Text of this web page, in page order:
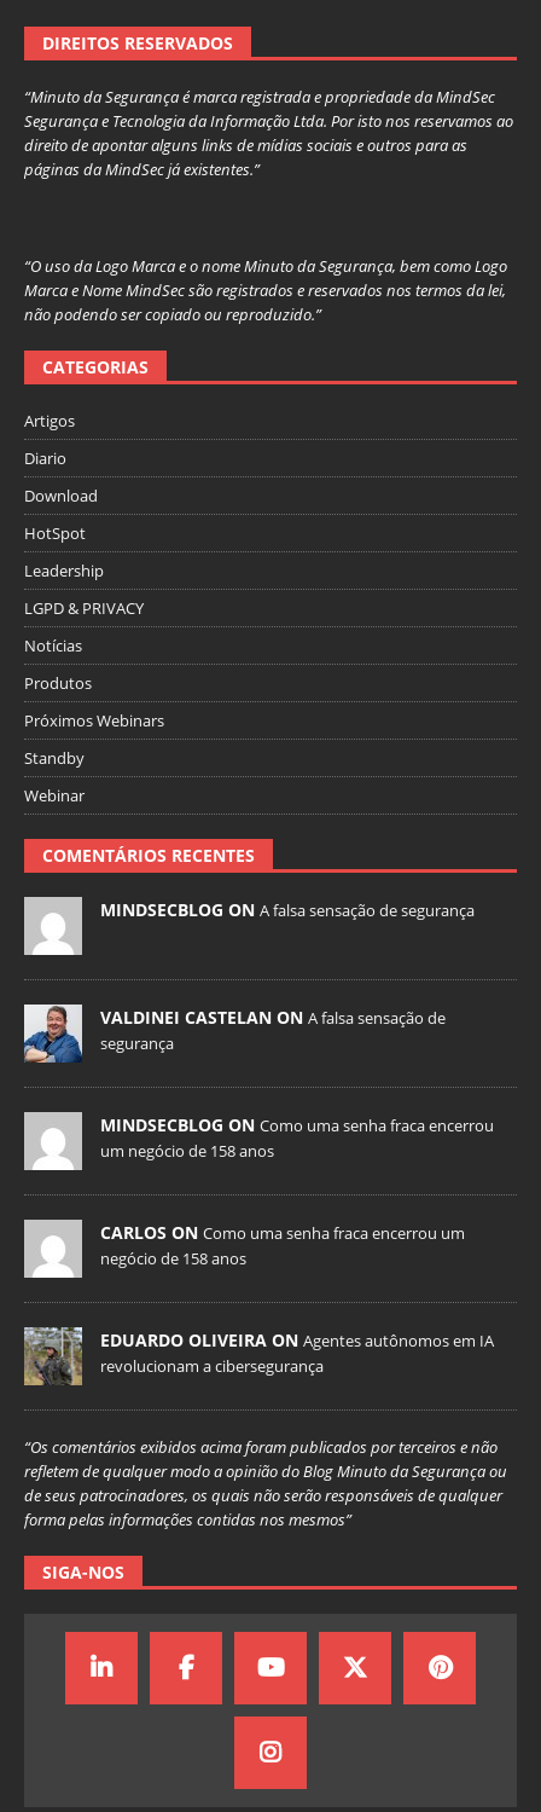
DIREITOS RESERVADOS
“Minuto da Segurança é marca registrada e propriedade da MindSec
Segurança e Tecnologia da Informação Ltda. Por isto nos reservamos ao
direito de apontar alguns links de mídias sociais e outros para as
páginas da MindSec já existentes.”
“O uso da Logo Marca e o nome Minuto da Segurança, bem como Logo
Marca e Nome MindSec são registrados e reservados nos termos da lei,
não podendo ser copiado ou reproduzido.”
CATEGORIAS
Artigos
Diario
Download
HotSpot
Leadership
LGPD & PRIVACY
Notícias
Produtos
Próximos Webinars
Standby
Webinar
COMENTÁRIOS RECENTES
MINDSECBLOG ON A falsa sensação de segurança
VALDINEI CASTELAN ON A falsa sensação de
segurança
MINDSECBLOG ON Como uma senha fraca encerrou
um negócio de 158 anos
CARLOS ON Como uma senha fraca encerrou um
negócio de 158 anos
EDUARDO OLIVEIRA ON Agentes autônomos em IA
revolucionam a cibersegurança
“Os comentários exibidos acima foram publicados por terceiros e não
refletem de qualquer modo a opinião do Blog Minuto da Segurança ou
de seus patrocinadores, os quais não serão responsáveis de qualquer
forma pelas informações contidas nos mesmos”
SIGA-NOS